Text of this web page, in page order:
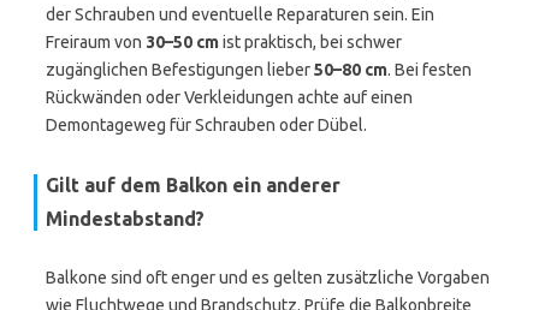
der Schrauben und eventuelle Reparaturen sein. Ein
Freiraum von 30–50 cmist praktisch, bei schwer
zugänglichen Befestigungen lieber50–80 cm. Bei festen
Rückwänden oder Verkleidungen achte auf einen
Demontageweg für Schrauben oder Dübel.
Gilt auf dem Balkon ein anderer
Mindestabstand?
Balkone sind oft enger und es gelten zusätzliche Vorgaben
wie Fluchtwege und Brandschutz. Prüfe die Balkonbreite